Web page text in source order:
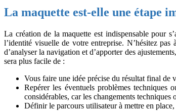
La maquette est-elle une étape
La création de la maquette est indispensable pour
l’identité visuelle de votre entreprise. N’hésitez
d’analyser la navigation et d’apporter des
sera plus facile de :
Vous faire une idée précise du résultat final de
Repérer les éventuels problèmes
considérables, car les changements
Définir le parcours utilisateur à mettre en